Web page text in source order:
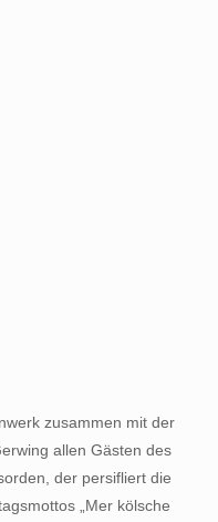
zusammen mit der
allen Gästen des
der persifliert die
„Mer kölsche